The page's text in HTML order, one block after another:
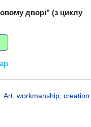
дворі" (з циклу
Art, workmanship, creation